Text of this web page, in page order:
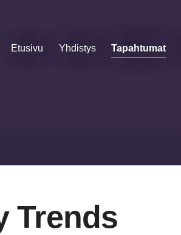
Etusivu Yhdistys Tapahtumat
Trends